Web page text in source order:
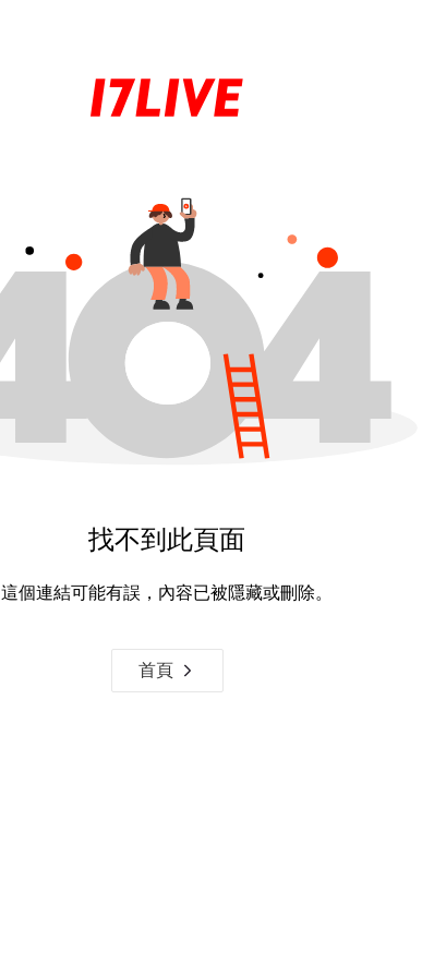
找不到此頁面
這個連結可能有誤，內容已被隱藏或刪除。
首頁